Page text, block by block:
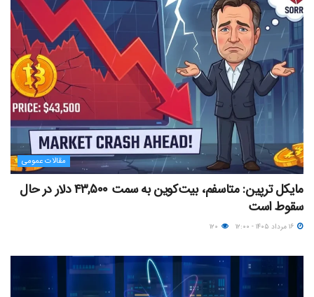
مقالات عمومی
مایکل ترپین: متاسفم، بیت‌کوین به سمت ۴۳,۵۰۰ دلار در حال
سقوط است